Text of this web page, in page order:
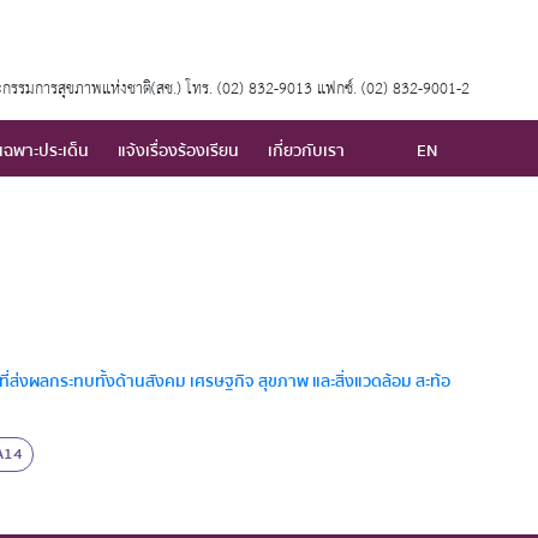
รรมการสุขภาพแห่งชาติ(สช.) โทร. (02) 832-9013 แฟกซ์. (02) 832-9001-2
พาะประเด็น แจ้งเรื่องร้องเรียน เกี่ยวกับเรา EN
ผลกระทบทั้งด้านสังคม เศรษฐกิจ สุขภาพ และสิ่งแวดล้อม สะท้อ